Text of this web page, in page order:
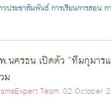
วประชาสัมพันธ์ การเรียนการสอน ก
.นครธน เปิดตัว “ทีมกุมา
ม
Team 02 October